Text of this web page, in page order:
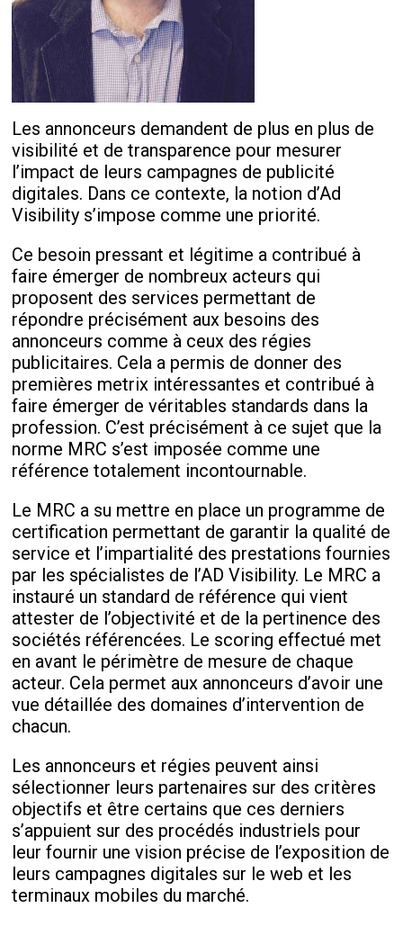
Les annonceurs demandent de plus en plus de
visibilité et de transparence pour mesurer
l’impact de leurs campagnes de publicité
digitales. Dans ce contexte, la notion d’Ad
Visibility s’impose comme une priorité.
Ce besoin pressant et légitime a contribué à
faire émerger de nombreux acteurs qui
proposent des services permettant de
répondre précisément aux besoins des
annonceurs comme à ceux des régies
publicitaires. Cela a permis de donner des
premières metrix intéressantes et contribué à
faire émerger de véritables standards dans la
profession. C’est précisément à ce sujet que la
norme MRC s’est imposée comme une
référence totalement incontournable.
Le MRC a su mettre en place un programme de
certification permettant de garantir la qualité de
service et l’impartialité des prestations fournies
par les spécialistes de l’AD Visibility. Le MRC a
instauré un standard de référence qui vient
attester de l’objectivité et de la pertinence des
sociétés référencées. Le scoring effectué met
en avant le périmètre de mesure de chaque
acteur. Cela permet aux annonceurs d’avoir une
vue détaillée des domaines d’intervention de
chacun.
Les annonceurs et régies peuvent ainsi
sélectionner leurs partenaires sur des critères
objectifs et être certains que ces derniers
s’appuient sur des procédés industriels pour
leur fournir une vision précise de l’exposition de
leurs campagnes digitales sur le web et les
terminaux mobiles du marché.